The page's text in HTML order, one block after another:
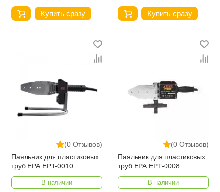
Купить сразу Купить сразу
(0 Отзывов)
Паяльник для пластиковых
труб EPA EPT-0010
В наличии
(0 Отзывов)
Паяльник для пластиковых
труб EPA EPT-0008
В наличии